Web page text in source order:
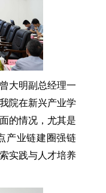
大明副总经理一
院在新兴产业学
的情况，尤其是
产业链建圈强链
实践与人才培养